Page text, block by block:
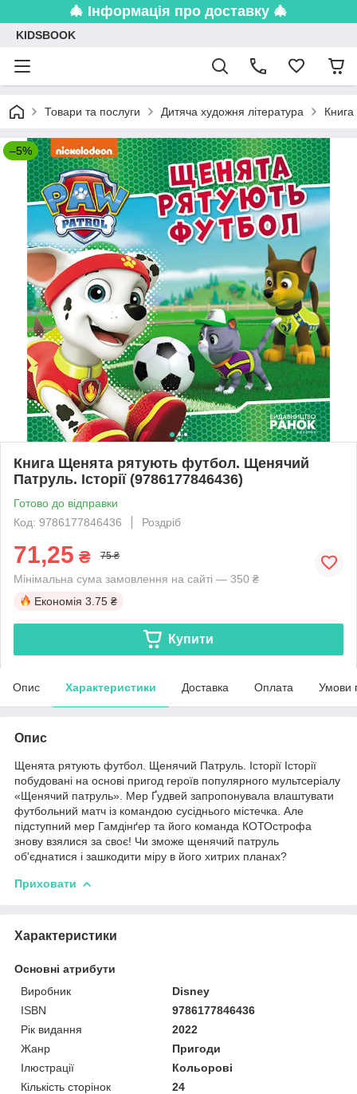
🎄 Інформація про доставку 🎄
KIDSBOOK
Товари та послуги Дитяча художня література
–5%
Книга Щенята рятують футбол. Щенячий
Патруль. Історії (9786177846436)
Готово до відправки
Код: 9786177846436
Роздріб
71,25 ₴ 75 ₴
Мінімальна сума замовлення на сайті — 350 ₴
Економія 3.75 ₴
Купити
Опис Характеристики Доставка Оплата Умови
Опис
Щенята рятують футбол. Щенячий Патруль. Історії Історії
побудовані на основі пригод героїв популярного мультсеріалу
«Щенячий патруль». Мер Ґудвей запропонувала влаштувати
футбольний матч із командою сусіднього містечка. Але
підступний мер Гамдінґер та його команда КОТОстрофа
знову взялися за своє! Чи зможе щенячий патруль
об'єднатися і зашкодити міру в його хитрих планах?
Приховати
Характеристики
Основні атрибути
Виробник
Disney
ISBN
9786177846436
Рік видання
2022
Жанр
Пригоди
Ілюстрації
Кольорові
Кількість сторінок
24